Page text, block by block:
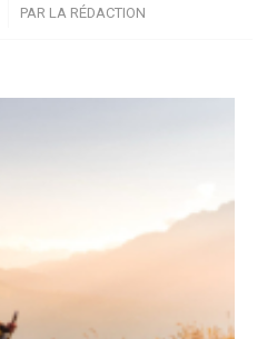
PAR LA RÉDACTION